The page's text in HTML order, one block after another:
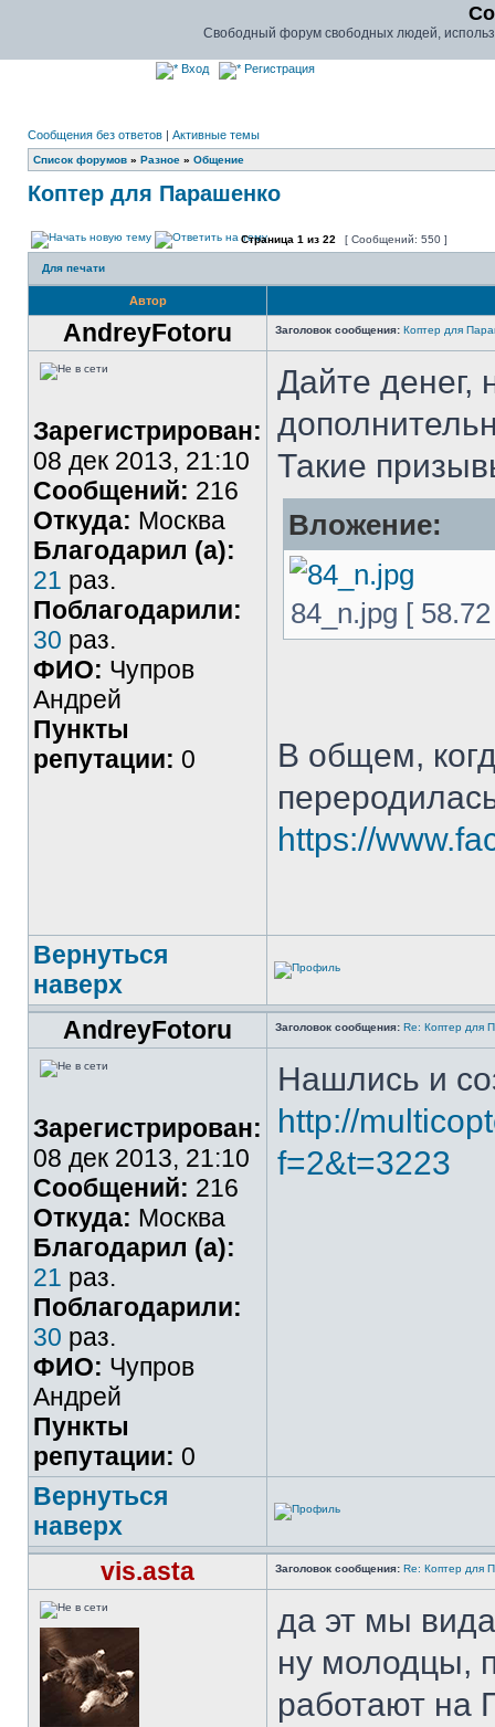
Свободный форум свободных людей,
Вход Регистрация
Сообщения без ответов | Активные темы
Список форумов » Разное » Общение
Коптер для Парашенко
Страница 1 из 22 [ Сообщений: 550 ]
Для печати
Автор
AndreyFotoru Заголовок сообщения: Коптер для
Зарегистрирован:
08 дек 2013, 21:10
Сообщений: 216
Откуда: Москва
Благодарил (а):
21 раз.
Поблагодарили:
30 раз.
ФИО: Чупров
Андрей
Пункты
репутации: 0
Дайте денег,
Такие
Вложение:
84_n.jpg [
В общем,
https://
Вернуться
наверх
AndreyFotoru
Заголовок сообщения: Re: Коптер для
Зарегистрирован:
08 дек 2013, 21:10
Сообщений: 216
Откуда: Москва
Благодарил (а):
21 раз.
Поблагодарили:
30 раз.
ФИО: Чупров
Андрей
Пункты
репутации: 0
Нашлись и
http://
f=2&t=3223
Вернуться
наверх
vis.asta
Заголовок сообщения: Re: Коптер для
да эт мы
ну молодцы,
работают на